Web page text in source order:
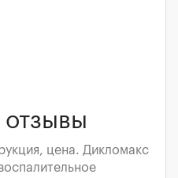
цена. Дикломакс